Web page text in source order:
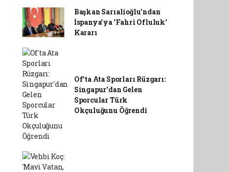
Başkan Sarıalioğlu'ndan
İspanya'ya 'Fahri Ofluluk'
Kararı
Of'ta Ata Sporları Rüzgarı:
Singapur'dan Gelen
Sporcular Türk
Okçuluğunu Öğrendi